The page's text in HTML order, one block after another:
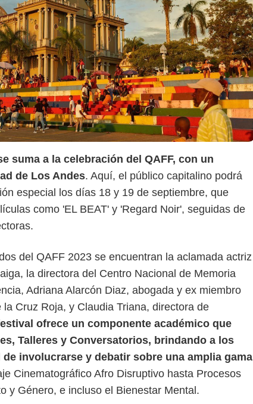
suma a la celebración del QAFF, con un
de Los Andes. Aquí, el público capitalino podrá
especial los días 18 y 19 de septiembre, que
como 'EL BEAT' y 'Regard Noir', seguidas de
del QAFF 2023 se encuentran la aclamada actriz
la directora del Centro Nacional de Memoria
Adriana Alarcón Diaz, abogada y ex miembro
Cruz Roja, y Claudia Triana, directora de
ofrece un componente académico que
Talleres y Conversatorios, brindando a los
involucrarse y debatir sobre una amplia gama
Cinematográfico Afro Disruptivo hasta Procesos
y Género, e incluso el Bienestar Mental.
Universidad de Los Andes